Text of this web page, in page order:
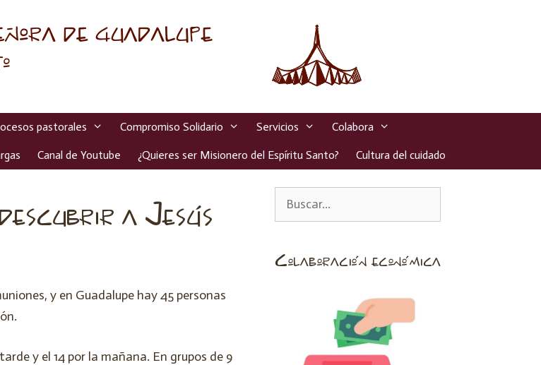
pastorales Compromiso Solidario Servicios Colabora
Canal de Youtube ¿Quieres ser Misionero del Espíritu Santo? Cultura del cuidado
a Jesús
y en Guadalupe hay 45 personas
y el 14 por la mañana. En grupos de 9
Colaboración económica